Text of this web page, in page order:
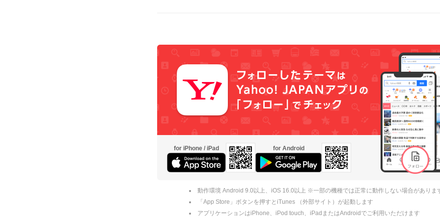
for iPhone / iPad for Android
動作環境 Android 9.0以上、iOS 16.0以上 ※一部の機種では正常に動作しない場合がありま
「App Store」ボタンを押すとiTunes （外部サイト）が起動します
アプリケーションはiPhone、iPod touch、iPadまたはAndroidでご利用いただけます